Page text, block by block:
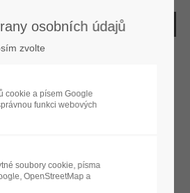
je všestranný. Nejen proto se
osobních údajů
zvolte
cookie a písem Google
funkci webových
soubory cookie, písma
OpenStreetMap a